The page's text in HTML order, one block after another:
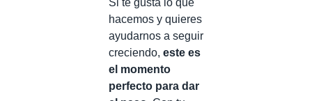
hacemos y quieres
ayudarnos a seguir
creciendo, este es
el momento
perfecto para dar